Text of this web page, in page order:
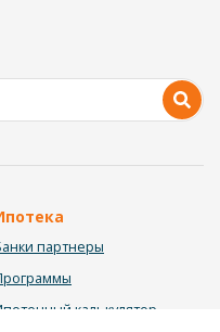
партнеры
калькулятор